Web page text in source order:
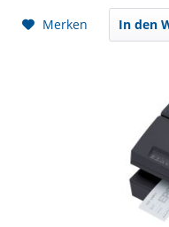
Merken In den